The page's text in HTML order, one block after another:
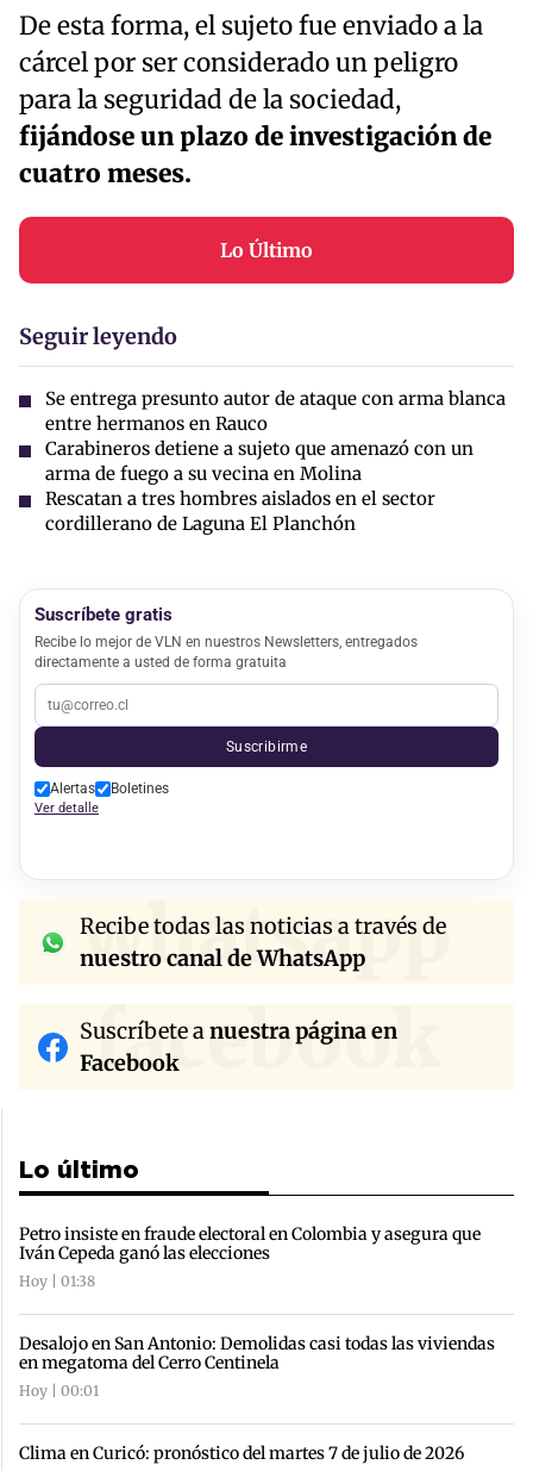
De esta forma, el sujeto fue enviado a la
cárcel por ser considerado un peligro
para la seguridad de la sociedad,
fijándose un plazo de investigación de
cuatro meses.
Lo Último
Seguir leyendo
Se entrega presunto autor de ataque con arma blanca
entre hermanos en Rauco
Carabineros detiene a sujeto que amenazó con un
arma de fuego a su vecina en Molina
Rescatan a tres hombres aislados en el sector
cordillerano de Laguna El Planchón
Suscríbete gratis
Recibe lo mejor de VLN en nuestros Newsletters, entregados
directamente a usted de forma gratuita
Suscribirme
Alertas Boletines
Ver detalle
whatsapp
Recibe todas las noticias a través de
nuestro canal de WhatsApp
facebook
Suscríbete anuestra página en
Facebook
Lo último
Petro insiste en fraude electoral en Colombia y asegura que
Iván Cepeda ganó las elecciones
Hoy | 01:38
Desalojo en San Antonio: Demolidas casi todas las viviendas
en megatoma del Cerro Centinela
Hoy | 00:01
Clima en Curicó: pronóstico del martes 7 de julio de 2026